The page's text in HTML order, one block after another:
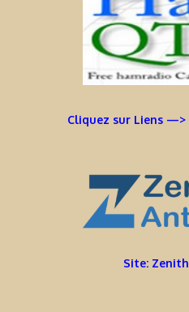
Cliquez sur Liens —>
Site: